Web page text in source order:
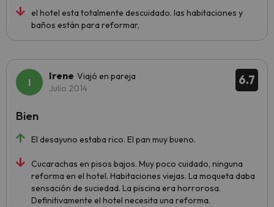
el hotel esta totalmente descuidado. las habitaciones y
baños están para reformar,
6.7
Irene Viajó en pareja
Julio 2014
El desayuno estaba rico. El pan muy bueno.
Cucarachas en pisos bajos. Muy poco cuidado, ninguna
reforma en el hotel. Habitaciones viejas. La moqueta daba
sensación de suciedad. La piscina era horrorosa.
Definitivamente el hotel necesita una reforma.
Bien